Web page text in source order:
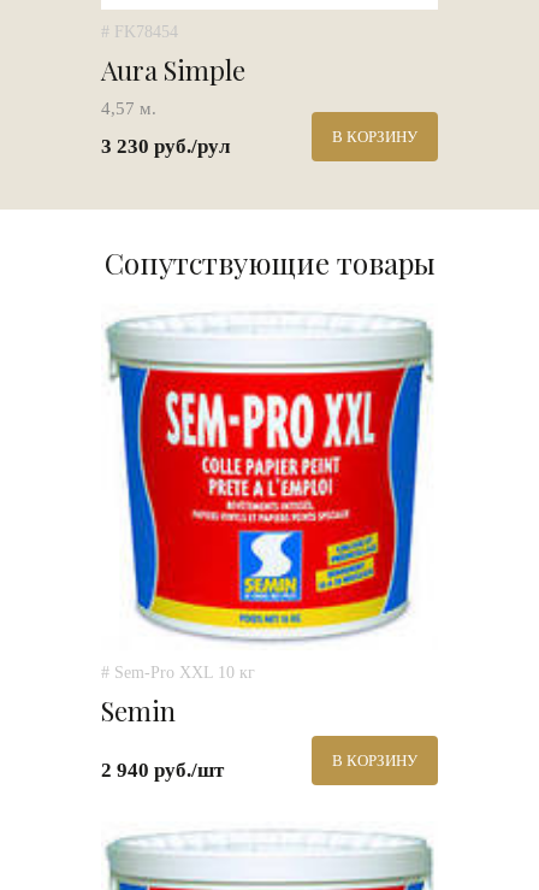
# FK78454
Aura Simple
4,57 м.
3 230 руб./рул В КОРЗИНУ
Сопутствующие товары
# Sem-Pro XXL 10 кг
Semin
2 940 руб./шт В КОРЗИНУ